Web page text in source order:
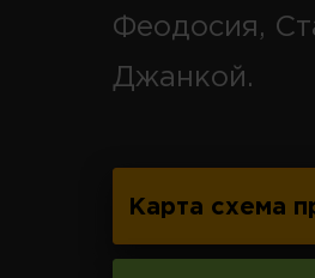
Феодосия,
Джанкой.
Карта схема